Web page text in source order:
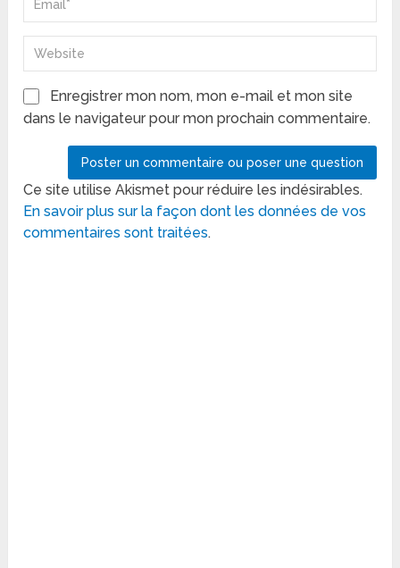
Enregistrer mon nom, mon e-mail et mon site
dans le navigateur pour mon prochain commentaire.
Ce site utilise Akismet pour réduire les indésirables.
En savoir plus sur la façon dont les données de vos
commentaires sont traitées.